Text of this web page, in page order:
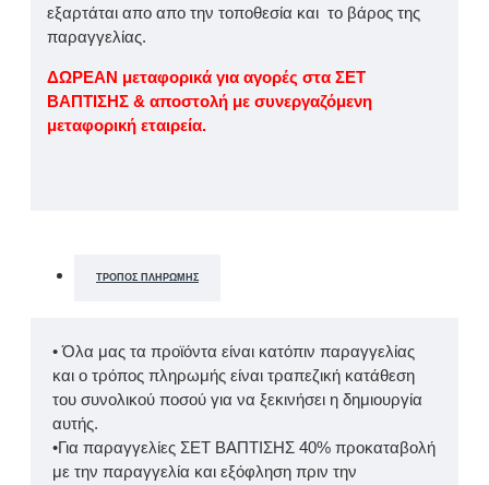
εξαρτάται απο απο την τοποθεσία και το βάρος της
παραγγελίας.
ΔΩΡΕΑΝ μεταφορικά για αγορές στα ΣΕΤ
ΒΑΠΤΙΣΗΣ & αποστολή με συνεργαζόμενη
μεταφορική εταιρεία.
ΤΡΌΠΟΣ ΠΛΗΡΩΜΉΣ
• Όλα μας τα προϊόντα είναι κατόπιν παραγγελίας
και ο τρόπος πληρωμής είναι τραπεζική κατάθεση
του συνολικού ποσού για να ξεκινήσει η δημιουργία
αυτής.
•Για παραγγελίες ΣΕΤ ΒΑΠΤΙΣΗΣ 40% προκαταβολή
με την παραγγελία και εξόφληση πριν την